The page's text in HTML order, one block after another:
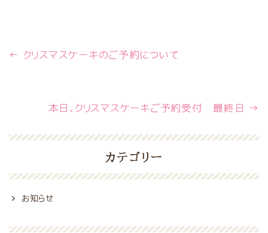
← クリスマスケーキのご予約について
本日、クリスマスケーキご予約受付 最終日 →
カテゴリー
お知らせ